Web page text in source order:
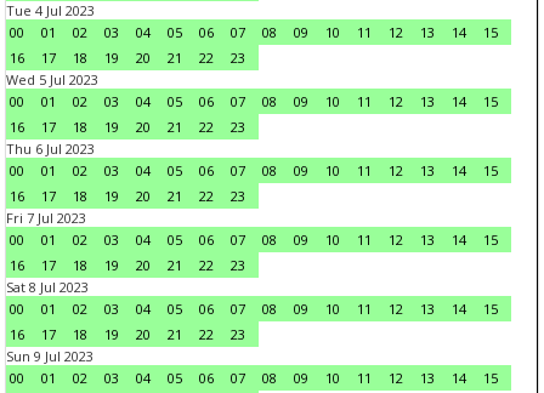
Tue 4 Jul 2023
00
01 02 03 04 05 06 07 08 09 10 11 12 13 14
15
16
17 18 19 20 21 22
23
Wed 5 Jul 2023
00
01 02 03 04 05 06 07 08 09 10 11 12 13 14
15
16
17 18 19 20 21 22
23
Thu 6 Jul 2023
00
01 02 03 04 05 06 07 08 09 10 11 12 13 14
15
16
17 18 19 20 21 22
23
Fri 7 Jul 2023
00
01 02 03 04 05 06 07 08 09 10 11 12 13 14
15
16
17 18 19 20 21 22
23
Sat 8 Jul 2023
00
01 02 03 04 05 06 07 08 09 10 11 12 13 14
15
16
17 18 19 20 21 22
23
Sun 9 Jul 2023
00
01 02 03 04 05 06 07 08 09 10 11 12 13 14
15